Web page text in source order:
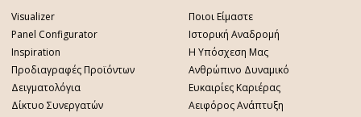
Visualizer
Panel Configurator
Inspiration
Προδιαγραφές Προϊόντων
Δειγματολόγια
Δίκτυο Συνεργατών
Ποιοι Είμαστε
Ιστορική Αναδρομή
Η Υπόσχεση Μας
Ανθρώπινο Δυναμικό
Ευκαιρίες Καριέρας
Αειφόρος Ανάπτυξη